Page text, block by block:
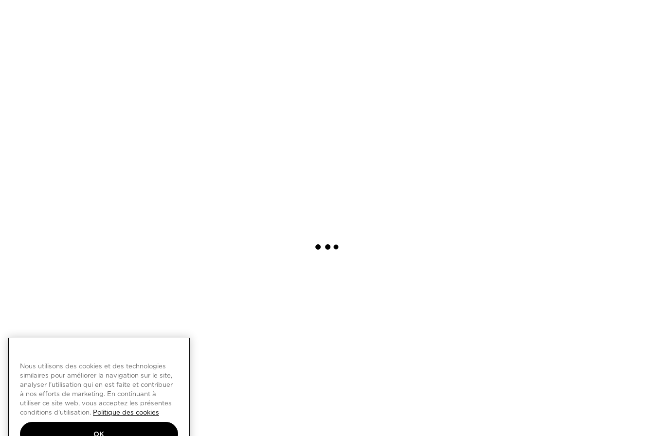
Nous utilisons des cookies et des technologies
similaires pour améliorer la navigation sur le site,
analyser l'utilisation qui en est faite et contribuer
à nos efforts de marketing. En continuant à
utiliser ce site web, vous acceptez les présentes
conditions d'utilisation. Politique des cookies
OK